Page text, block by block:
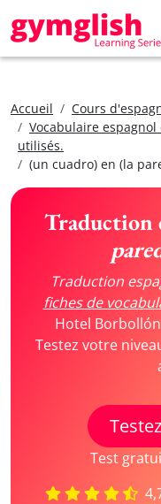
Accueil
Cours
Vocabulaire
utilisés.
(un cuadro) en (la
Traduction
Traduction
fiches de
Hotel
Testez votre
Test